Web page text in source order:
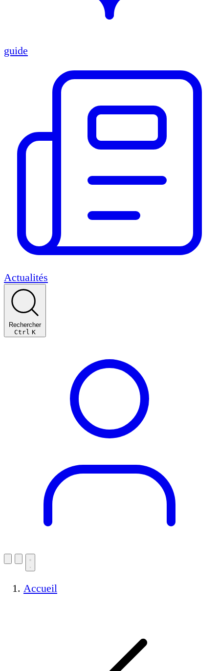
guide
Actualités
Rechercher
Ctrl K
Accueil